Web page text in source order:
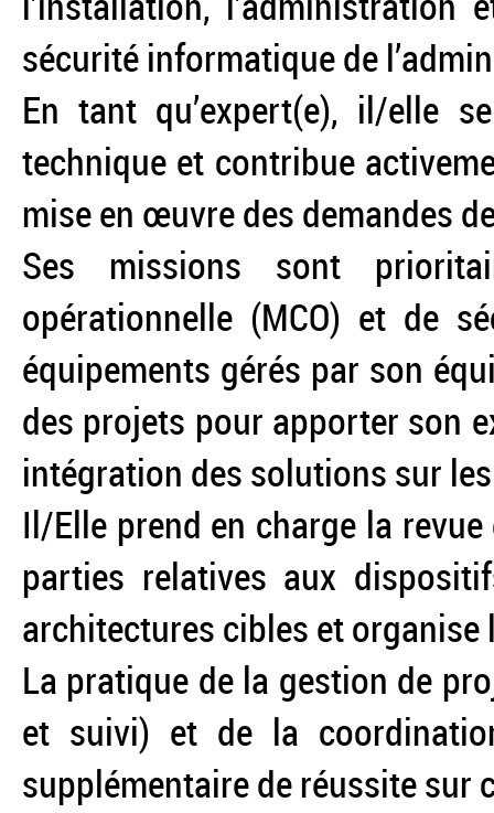
sécurité informatique de
En tant qu’expert(e), il/elle
technique et contribue
mise en œuvre des demandes
Ses missions sont
opérationnelle (MCO) et de
équipements gérés par son
des projets pour apporter son
intégration des solutions sur
Il/Elle prend en charge la
parties relatives aux
architectures cibles et organise
La pratique de la gestion de
et suivi) et de la
supplémentaire de réussite sur